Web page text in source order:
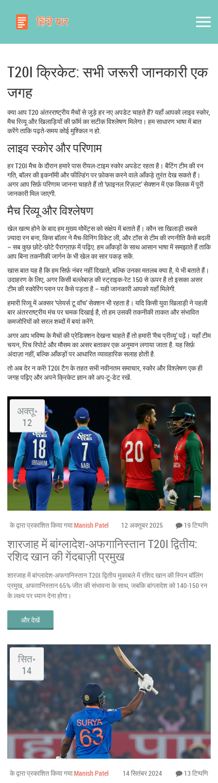
T20I क्रिकेट: सभी जरूरी जानकारी एक
जगह
क्या आप T20 अंतरराष्ट्रीय मैचों से जुड़े हर नए अपडेट चाहते हैं? यहाँ आपको लाइव स्कोर,
मैच रिव्यू और खिलाड़ियों की फ़ॉर्म का सटीक विश्लेषण मिलेगा। हम साधारण भाषा में बात
करेंगे ताकि पढ़ते‑समय कोई मुश्किल न हो.
लाइव स्कोर और परिणाम
हर T20I मैच के दौरान हमारे पास रीयल‑टाइम स्कोर अपडेट रहता है। बैटिंग टीम की रन
गति, बॉलर की इकनॉमी और फील्डिंग पर फ़ोकस करने वाले आँकड़े तुरंत देख सकते हैं।
अगर आप सिर्फ़ परिणाम जानना चाहते हैं तो ‘फ़ाइनल रिज़ल्ट’ सेक्शन में एक क्लिक में पूरी
जानकारी मिल जाएगी.
मैच रिव्यू और विश्लेषण
खेल खत्म होने के बाद हम मुख्य मोमेंट्स को संक्षेप में बताते हैं। कौन सा खिलाड़ी सबसे
ज़्यादा रन बना, किस बॉलर ने मैच‑विनिंग विकेट ली, और टॉस से टीम की रणनीति कैसे बदली
– सब कुछ छोटे‑छोटे पैराग्राफ़ में पढ़िए. हम आँकड़ों के साथ आसान भाषा में समझाते हैं ताकि
आप बिना तकनीकी जार्गन के भी खेल का सार पकड़ सकें.
खास बात यह है कि हम सिर्फ़ नंबर नहीं दिखाते, बल्कि उनका मतलब क्या है, ये भी बताते हैं।
उदाहरण के लिए, अगर किसी बल्लेबाज़ की स्ट्राइक‑रेट 150 से ऊपर है तो इसका असर
टीम की स्कोरिंग प्लान पर कैसे पड़ता है – यही जानकारी आपको यहाँ मिलेगी.
हमारी रिव्यू में अक्सर ‘प्लेयर्स टू वॉच’ सेक्शन भी रहता है। यदि किसी युवा खिलाड़ी ने पहली
बार अंतरराष्ट्रीय मंच पर चमक दिखाई है, तो हम उसकी तकनीकी ताकत और संभावित
कमजोरियों को सरल शब्दों में बयां करेंगे.
अगर आप भविष्य के मैचों की प्रेडिक्शन देखना चाहते हैं तो हमारी ‘मैच प्रीव्यू’ पढ़ें। यहाँ टीम
चयन, पिच रिपोर्ट और मौसम का असर बताकर एक अनुमान लगाया जाता है. यह सिर्फ़
अंदाज़ा नहीं, बल्कि आँकड़ों पर आधारित व्यावहारिक सलाह होती है.
तो अब देर न करें! T20I टैग के तहत सभी नवीनतम समाचार, स्कोर और विश्लेषण एक ही
जगह पढ़िए और अपने क्रिकेट ज्ञान को अप‑टू‑डेट रखें.
अक्तू॰
12
के द्वारा प्रकाशित किया गया Manish Patel 12 अक्तूबर 2025 19 टिप्पणि
शारजाह में बांग्लादेश‑अफगानिस्तान T20I द्वितीय:
रशिद खान की गेंदबाज़ी प्रमुख
शारजाह में बांग्लादेश‑अफगानिस्तान T20I द्वितीय मुकाबले में रशिद खान की स्पिन बॉलिंग
प्रमुख, अफग़ानिस्तान 65% जीत की संभावना के साथ, जबकि बांग्लादेश को 140‑150 रन
के लक्ष्य पर ध्यान देना होगा।
और देखें
सित॰
14
के द्वारा प्रकाशित किया गया Manish Patel 14 सितंबर 2024 13 टिप्पणि